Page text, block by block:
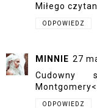
Miłego
ODPOWIEDZ
MINNIE 27
Cudowny
ODPOWIEDZ